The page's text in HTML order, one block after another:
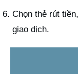
Chọn thẻ rút
giao dịch.